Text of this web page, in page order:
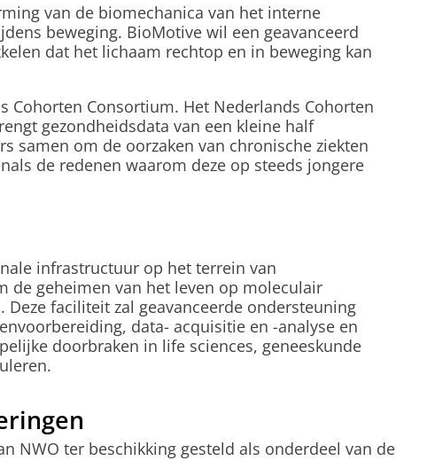
van de biomechanica van het interne
beweging. BioMotive wil een geavanceerd
dat het lichaam rechtop en in beweging kan
Cohorten Consortium. Het Nederlands Cohorten
gezondheidsdata van een kleine half
samen om de oorzaken van chronische ziekten
de redenen waarom deze op steeds jongere
infrastructuur op het terrein van
de geheimen van het leven op moleculair
Deze faciliteit zal geavanceerde ondersteuning
data- acquisitie en -analyse en
doorbraken in life sciences, geneeskunde
NWO ter beschikking gesteld als onderdeel van de